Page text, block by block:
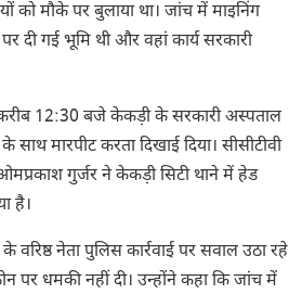
को मौके पर बुलाया था। जांच में माइनिंग
दी गई भूमि थी और वहां कार्य सरकारी
12:30 बजे केकड़ी के सरकारी अस्पताल
मारपीट करता दिखाई दिया। सीसीटीवी
गुर्जर ने केकड़ी सिटी थाने में हेड
है।
नेता पुलिस कार्रवाई पर सवाल उठा रहे
पर धमकी नहीं दी। उन्होंने कहा कि जांच में